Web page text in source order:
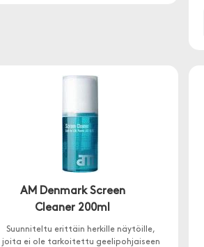
AM Denmark Screen
Cleaner 200ml
Suunniteltu erittäin herkille näytöille,
joita ei ole tarkoitettu geelipohjaiseen